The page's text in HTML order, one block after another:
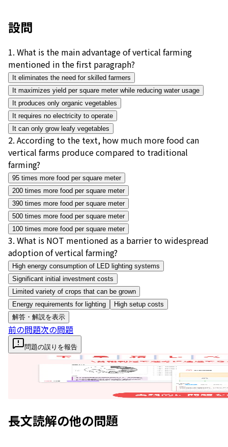
設問
1. What is the main advantage of vertical farming
mentioned in the first paragraph?
It eliminates the need for skilled farmers
It maximizes yield per square meter while reducing water usage
It produces only organic vegetables
It requires no electricity to operate
It can only grow leafy vegetables
2. According to the text, how much more food can
vertical farms produce compared to traditional
farming?
95 times more food per square meter
200 times more food per square meter
390 times more food per square meter
500 times more food per square meter
100 times more food per square meter
3. What is NOT mentioned as a barrier to widespread
adoption of vertical farming?
High energy consumption of LED lighting systems
Significant initial investment costs
Limited variety of crops that can be grown
Energy requirements for lighting
High setup costs
解答・解説を表示
前の問題次の問題
問題の誤りを報告
長文読解の他の問題